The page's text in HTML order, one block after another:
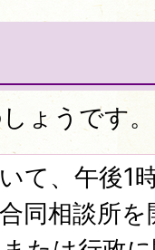
ょうです。
て、午後1
同相談所